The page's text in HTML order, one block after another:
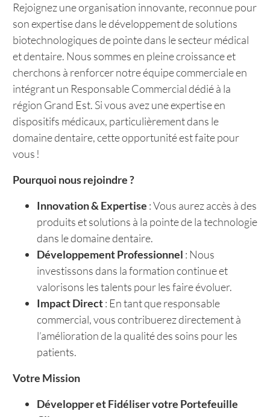
Rejoignez une organisation innovante, reconnue pour
son expertise dans le développement de solutions
biotechnologiques de pointe dans le secteur médical
et dentaire. Nous sommes en pleine croissance et
cherchons à renforcer notre équipe commerciale en
intégrant un Responsable Commercial dédié à la
région Grand Est. Si vous avez une expertise en
dispositifs médicaux, particulièrement dans le
domaine dentaire, cette opportunité est faite pour
vous !
Pourquoi nous rejoindre ?
Innovation & Expertise : Vous aurez accès à des
produits et solutions à la pointe de la technologie
dans le domaine dentaire.
Développement Professionnel : Nous
investissons dans la formation continue et
valorisons les talents pour les faire évoluer.
Impact Direct: En tant que responsable
commercial, vous contribuerez directement à
l’amélioration de la qualité des soins pour les
patients.
Votre Mission
Développer et Fidéliser votre Portefeuille